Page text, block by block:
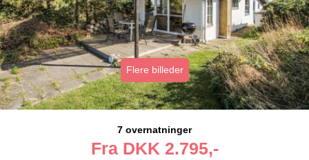
Flere billeder
7 overnatninger
Fra DKK 2.795,-